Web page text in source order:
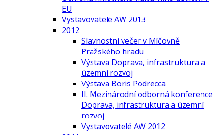
EU
Vystavovatelé AW 2013
2012
Slavnostní večer v Míčovně
Pražského hradu
Výstava Doprava, infrastruktura a
územní rozvoj
Výstava Boris Podrecca
II. Mezinárodní odborná konference
Doprava, infrastruktura a územní
rozvoj
Vystavovatelé AW 2012